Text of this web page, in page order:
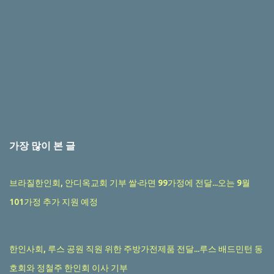
가장 많이 본 글
브라질한인회, 안디옥교회 기부 쌀·라면 99가정에 전달...오는 9월
101가정 추가 지원 예정
한인사회, 루스 공원 직원 위한 주방가전제품 전달...루스 배드민턴 동
호회와 정철주 한인회 이사 기부